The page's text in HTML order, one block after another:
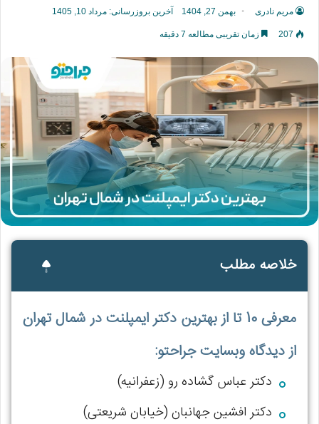
مریم نادری بهمن 27, 1404 آخرین بروزرسانی: مرداد 10, 1405
207 زمان تقریبی مطالعه 7 دقیقه
خلاصه مطلب
معرفی 10 تا از بهترین دکتر ایمپلنت در شمال تهران
از دیدگاه وبسایت جراحتو:
دکتر عباس گشاده رو (زعفرانیه)
دكتر افشين جهانبان (خيابان شريعتی)